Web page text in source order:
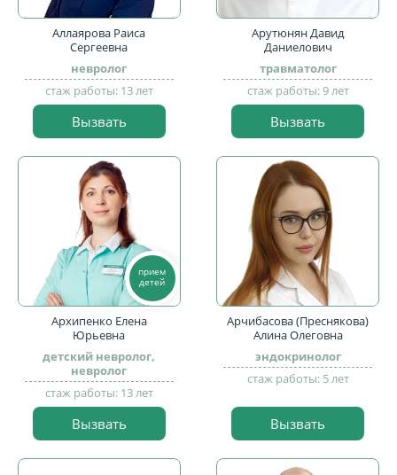
Аллаярова Раиса
Сергеевна
невролог
стаж работы: 13 лет
Вызвать
Арутюнян Давид
Даниелович
травматолог
стаж работы: 9 лет
Вызвать
прием
детей
Архипенко Елена
Юрьевна
детский невролог,
невролог
стаж работы: 13 лет
Вызвать
Арчибасова (Преснякова)
Алина Олеговна
эндокринолог
стаж работы: 5 лет
Вызвать